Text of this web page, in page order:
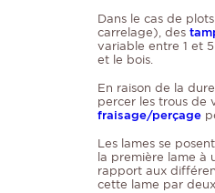
Dans le cas de
carrelage), des
variable entre 1 et
et le bois.
En raison de la
percer les trous de
fraisage/perçage
Les lames se posent
la première lame à
rapport aux
cette lame par deux